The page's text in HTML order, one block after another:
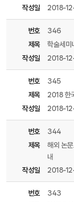
작성일
2018-
번호
346
제목
학술세미
작성일
2018-
번호
345
제목
2018 한
작성일
2018-
번호
344
제목
해외 논
내
작성일
2018-
번호
343